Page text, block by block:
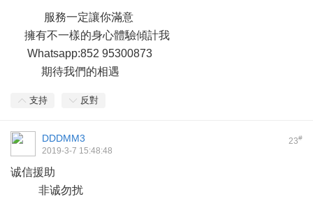
服務一定讓你滿意
擁有不一樣的身心體驗傾計我
Whatsapp:852 95300873
期待我們的相遇
支持 反對
23#
DDDMM3
2019-3-7 15:48:48
诚信援助
非诚勿扰